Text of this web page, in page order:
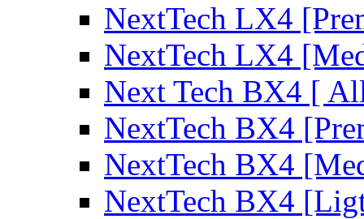
NextTech LX4
NextTech LX4
Next Tech BX4 [
NextTech BX4
NextTech BX4
NextTech BX4